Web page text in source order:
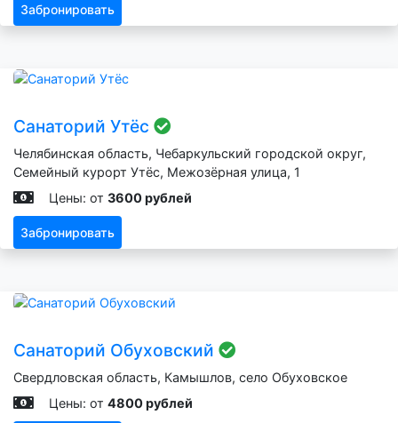
Забронировать
Санаторий Утёс
Челябинская область, Чебаркульский городской округ,
Семейный курорт Утёс, Межозёрная улица, 1
Цены: от 3600 рублей
Забронировать
Санаторий Обуховский
Свердловская область, Камышлов, село Обуховское
Цены: от 4800 рублей